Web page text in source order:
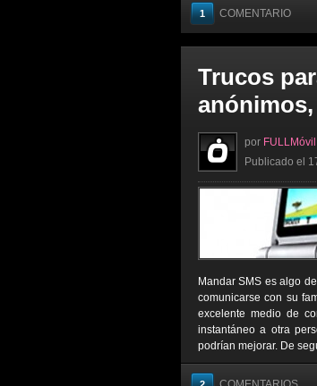
1 COMENTARIO
Trucos
por
Publicado el
Mandar SMS es algo
comunicarse con su
excelente medio de
instantáneo a otra
podrían mejorar. De